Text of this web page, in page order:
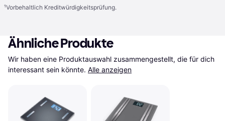
¹Vorbehaltlich Kreditwürdigkeitsprüfung.
Ähnliche Produkte
Wir haben eine Produktauswahl zusammengestellt, die für dich
interessant sein könnte. Alle anzeigen